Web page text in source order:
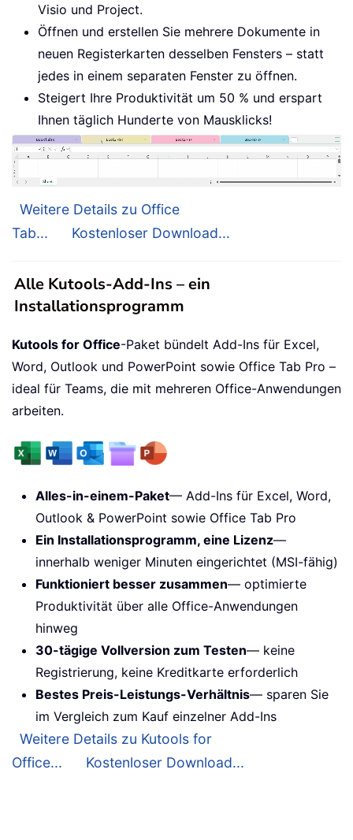
Visio und Project.
Öffnen und erstellen Sie mehrere Dokumente in
neuen Registerkarten desselben Fensters – statt
jedes in einem separaten Fenster zu öffnen.
Steigert Ihre Produktivität um 50 % und erspart
Ihnen täglich Hunderte von Mausklicks!
Weitere Details zu Office
Tab...
Kostenloser Download...
Alle Kutools-Add-Ins – ein
Installationsprogramm
Kutools for Office-Paket bündelt Add-Ins für Excel,
Word, Outlook und PowerPoint sowie Office Tab Pro –
ideal für Teams, die mit mehreren Office-Anwendungen
arbeiten.
Alles-in-einem-Paket— Add-Ins für Excel, Word,
Outlook & PowerPoint sowie Office Tab Pro
Ein Installationsprogramm, eine Lizenz—
innerhalb weniger Minuten eingerichtet (MSI-fähig)
Funktioniert besser zusammen— optimierte
Produktivität über alle Office-Anwendungen
hinweg
30-tägige Vollversion zum Testen— keine
Registrierung, keine Kreditkarte erforderlich
Bestes Preis-Leistungs-Verhältnis— sparen Sie
im Vergleich zum Kauf einzelner Add-Ins
Weitere Details zu Kutools for
Office...
Kostenloser Download...